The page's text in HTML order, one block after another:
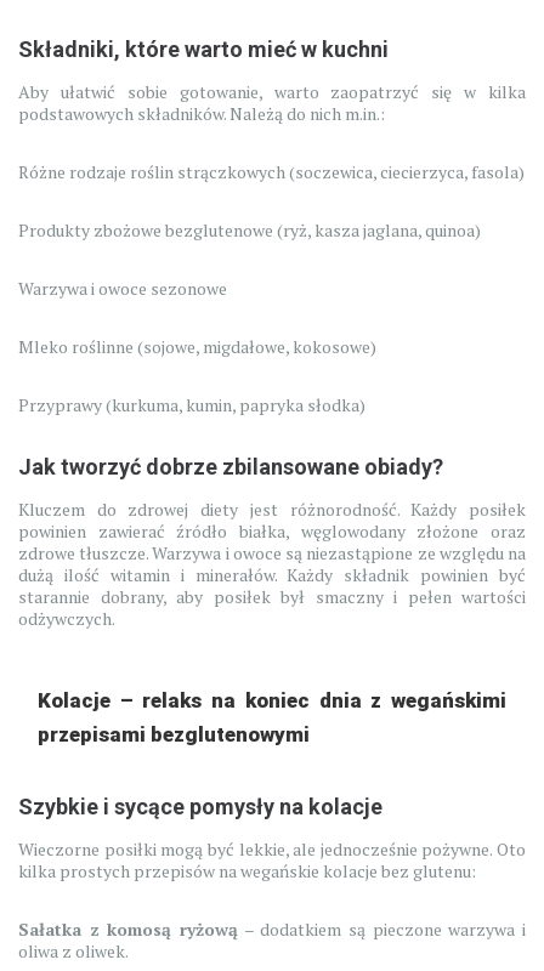
Składniki, które warto mieć w kuchni
Aby ułatwić sobie gotowanie, warto zaopatrzyć się w kilka
podstawowych składników. Należą do nich m.in.:
Różne rodzaje roślin strączkowych (soczewica, ciecierzyca, fasola)
Produkty zbożowe bezglutenowe (ryż, kasza jaglana, quinoa)
Warzywa i owoce sezonowe
Mleko roślinne (sojowe, migdałowe, kokosowe)
Przyprawy (kurkuma, kumin, papryka słodka)
Jak tworzyć dobrze zbilansowane obiady?
Kluczem do zdrowej diety jest różnorodność. Każdy posiłek
powinien zawierać źródło białka, węglowodany złożone oraz
zdrowe tłuszcze. Warzywa i owoce są niezastąpione ze względu na
dużą ilość witamin i minerałów. Każdy składnik powinien być
starannie dobrany, aby posiłek był smaczny i pełen wartości
odżywczych.
Kolacje – relaks na koniec dnia z wegańskimi
przepisami bezglutenowymi
Szybkie i sycące pomysły na kolacje
Wieczorne posiłki mogą być lekkie, ale jednocześnie pożywne. Oto
kilka prostych przepisów na wegańskie kolacje bez glutenu:
Sałatka z komosą ryżową – dodatkiem są pieczone warzywa i
oliwa z oliwek.